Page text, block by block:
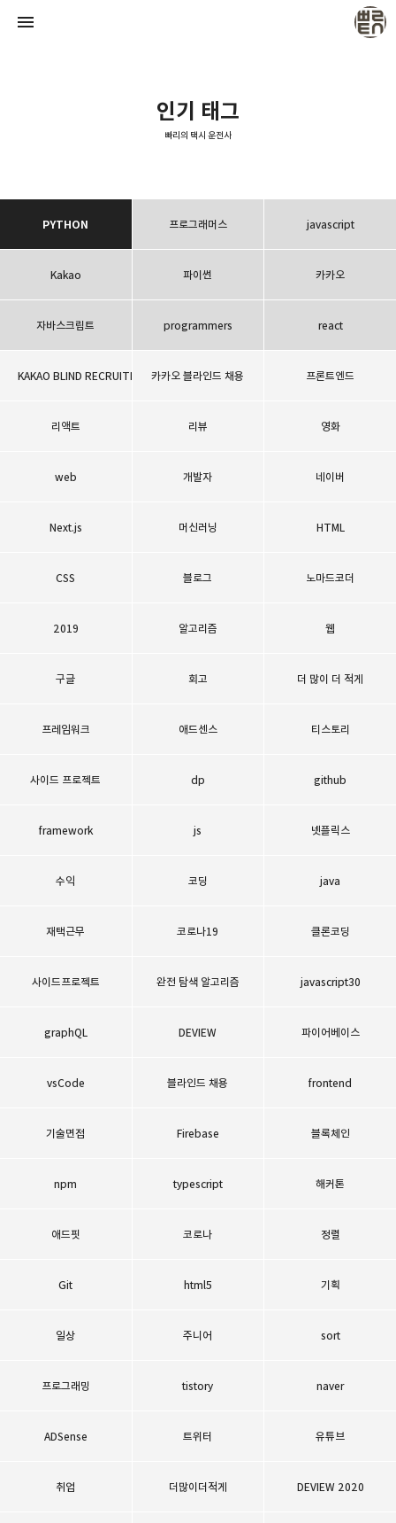
인기 태그
빠리의 택시 운전사
PYTHON 프로그래머스 javascript
Kakao 파이썬 카카오
자바스크립트 programmers react
KAKAO BLIND RECRUITMENT카카오 블라인드 채용 프론트엔드
리액트 리뷰 영화
web 개발자 네이버
Next.js 머신러닝 HTML
CSS 블로그 노마드코더
2019 알고리즘 웹
구글 회고 더 많이 더 적게
프레임워크 애드센스 티스토리
사이드 프로젝트 dp github
framework js 넷플릭스
수익 코딩 java
재택근무 코로나19 클론코딩
사이드프로젝트 완전 탐색 알고리즘 javascript30
graphQL DEVIEW 파이어베이스
vsCode 블라인드 채용 frontend
기술면접 Firebase 블록체인
npm typescript 해커톤
애드핏 코로나 정렬
Git html5 기획
일상 주니어 sort
프로그래밍 tistory naver
ADSense 트위터 유튜브
취업 더많이더적게 DEVIEW 2020
빠리의 택시 운전사